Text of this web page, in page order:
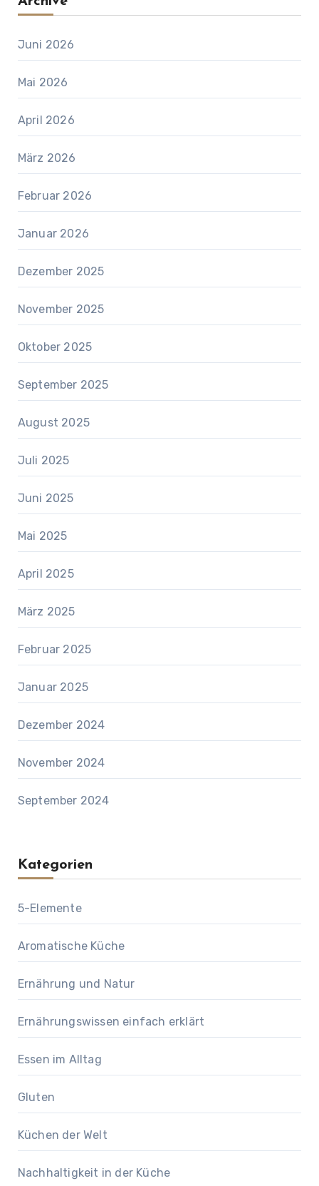
Juni 2026
Mai 2026
April 2026
März 2026
Februar 2026
Januar 2026
Dezember 2025
November 2025
Oktober 2025
September 2025
August 2025
Juli 2025
Juni 2025
Mai 2025
April 2025
März 2025
Februar 2025
Januar 2025
Dezember 2024
November 2024
September 2024
Kategorien
5-Elemente
Aromatische Küche
Ernährung und Natur
Ernährungswissen einfach erklärt
Essen im Alltag
Gluten
Küchen der Welt
Nachhaltigkeit in der Küche